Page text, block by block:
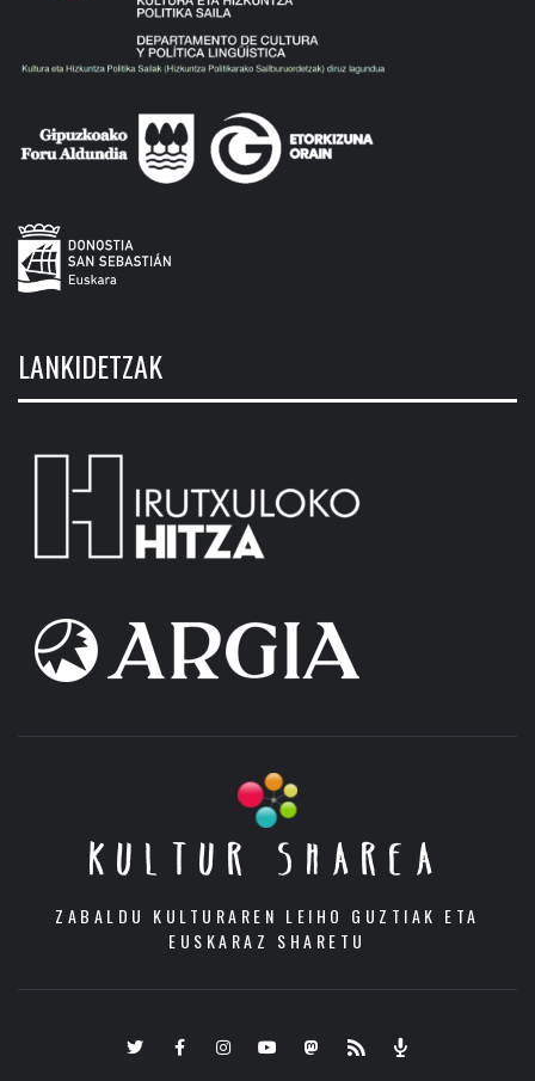
LANKIDETZAK
KULTUR SHAREA
ZABALDU KULTURAREN LEIHO GUZTIAK ETA
EUSKARAZ SHARETU
TwitterFacebookInstagramYoutubeMastodon.eus
RSS Podcast